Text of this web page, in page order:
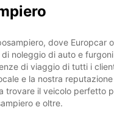
dove Europcar
noleggio di auto e
di viaggio di tutti i
e la nostra
trovare il veicolo perfetto
e oltre.